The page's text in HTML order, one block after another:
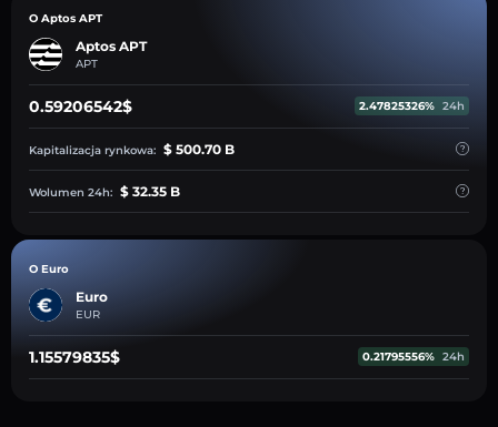
O Aptos APT
Aptos APT
APT
0.59206542$ 2.47825326% 24h
Kapitalizacja rynkowa: $ 500.70 B
Wolumen 24h: $ 32.35 B
O Euro
Euro
EUR
1.15579835$ 0.21795556% 24h